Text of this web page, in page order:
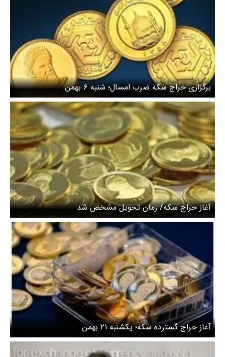
برگزاری حراج سکه ضرب امسال؛ شنبه ۶ بهمن
آغاز حراج سکه/ زمان تحویل مشخص شد
آغاز حراج گسترده سکه؛ یکشنبه ۲۱ بهمن